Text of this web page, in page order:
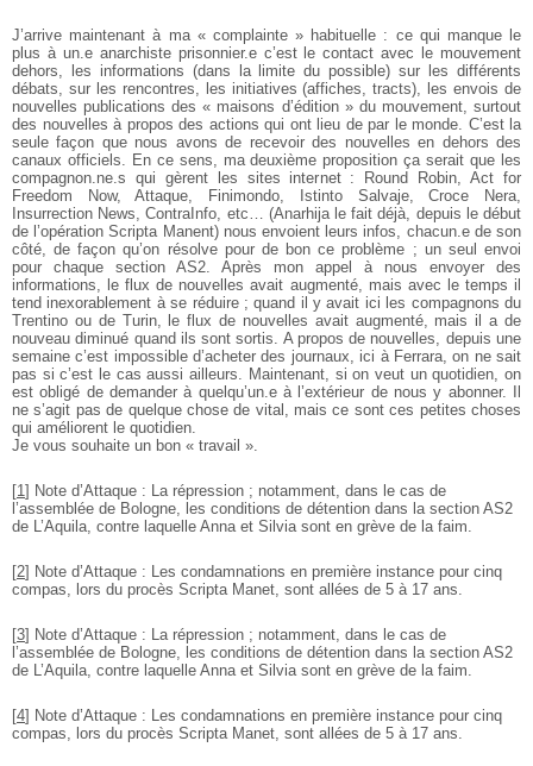
J’arrive maintenant à ma « complainte » habituelle : ce qui manque le
plus à un.e anarchiste prisonnier.e c’est le contact avec le mouvement
dehors, les informations (dans la limite du possible) sur les différents
débats, sur les rencontres, les initiatives (affiches, tracts), les envois de
nouvelles publications des « maisons d’édition » du mouvement, surtout
des nouvelles à propos des actions qui ont lieu de par le monde. C’est la
seule façon que nous avons de recevoir des nouvelles en dehors des
canaux officiels. En ce sens, ma deuxième proposition ça serait que les
compagnon.ne.s qui gèrent les sites internet : Round Robin, Act for
Freedom Now, Attaque, Finimondo, Istinto Salvaje, Croce Nera,
Insurrection News, ContraInfo, etc… (Anarhija le fait déjà, depuis le début
de l’opération Scripta Manent) nous envoient leurs infos, chacun.e de son
côté, de façon qu’on résolve pour de bon ce problème ; un seul envoi
pour chaque section AS2. Après mon appel à nous envoyer des
informations, le flux de nouvelles avait augmenté, mais avec le temps il
tend inexorablement à se réduire ; quand il y avait ici les compagnons du
Trentino ou de Turin, le flux de nouvelles avait augmenté, mais il a de
nouveau diminué quand ils sont sortis. A propos de nouvelles, depuis une
semaine c’est impossible d’acheter des journaux, ici à Ferrara, on ne sait
pas si c’est le cas aussi ailleurs. Maintenant, si on veut un quotidien, on
est obligé de demander à quelqu’un.e à l’extérieur de nous y abonner. Il
ne s’agit pas de quelque chose de vital, mais ce sont ces petites choses
qui améliorent le quotidien.
Je vous souhaite un bon « travail ».
[1] Note d’Attaque : La répression ; notamment, dans le cas de
l’assemblée de Bologne, les conditions de détention dans la section AS2
de L’Aquila, contre laquelle Anna et Silvia sont en grève de la faim.
[2] Note d’Attaque : Les condamnations en première instance pour cinq
compas, lors du procès Scripta Manet, sont allées de 5 à 17 ans.
[3] Note d’Attaque : La répression ; notamment, dans le cas de
l’assemblée de Bologne, les conditions de détention dans la section AS2
de L’Aquila, contre laquelle Anna et Silvia sont en grève de la faim.
[4] Note d’Attaque : Les condamnations en première instance pour cinq
compas, lors du procès Scripta Manet, sont allées de 5 à 17 ans.